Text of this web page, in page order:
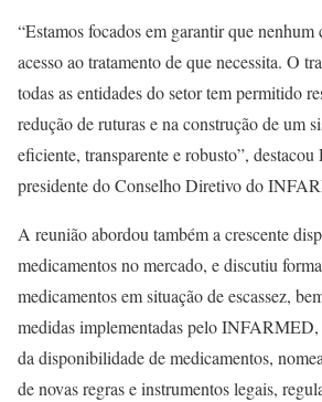
“Estamos focados em garantir que
acesso ao tratamento de que necessita. O
todas as entidades do setor tem permitido
redução de ruturas e na construção de um
eficiente, transparente e robusto”,
presidente do Conselho Diretivo do
A reunião abordou também a crescente
medicamentos no mercado, e discutiu
medicamentos em situação de escassez,
medidas implementadas pelo INFARMED,
da disponibilidade de medicamentos,
de novas regras e instrumentos legais,